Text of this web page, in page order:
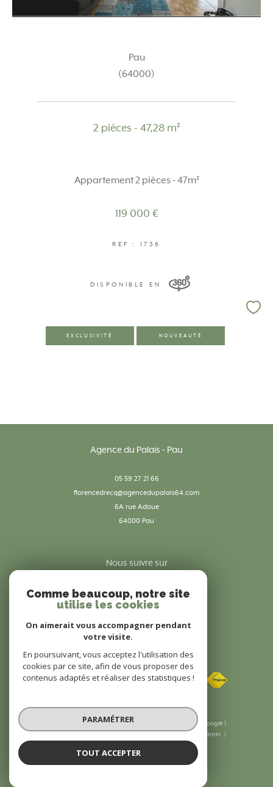
Pau
(64000)
2 pièces - 47,28 m²
Appartement 2 pièces - 47m²
119 000 €
REF : 1736
DISPONIBLE EN
EXCLUSIVITÉ NOUVEAUTÉ
Agence du Palais - Pau
05 59 27 21 66
florencedrecq@agencedupalais64.com
6A rue Adoue
64000
pau
Nous suivre sur
Adhérents
© 2026 | Tous droits réservés | Traduction powered by Google |
Admin
Comme beaucoup, notre site
utilise les cookies
On aimerait vous accompagner pendant
votre visite.
En poursuivant, vous acceptez l'utilisation des
cookies par ce site, afin de vous proposer des
contenus adaptés et réaliser des statistiques !
PARAMÉTRER
TOUT ACCEPTER